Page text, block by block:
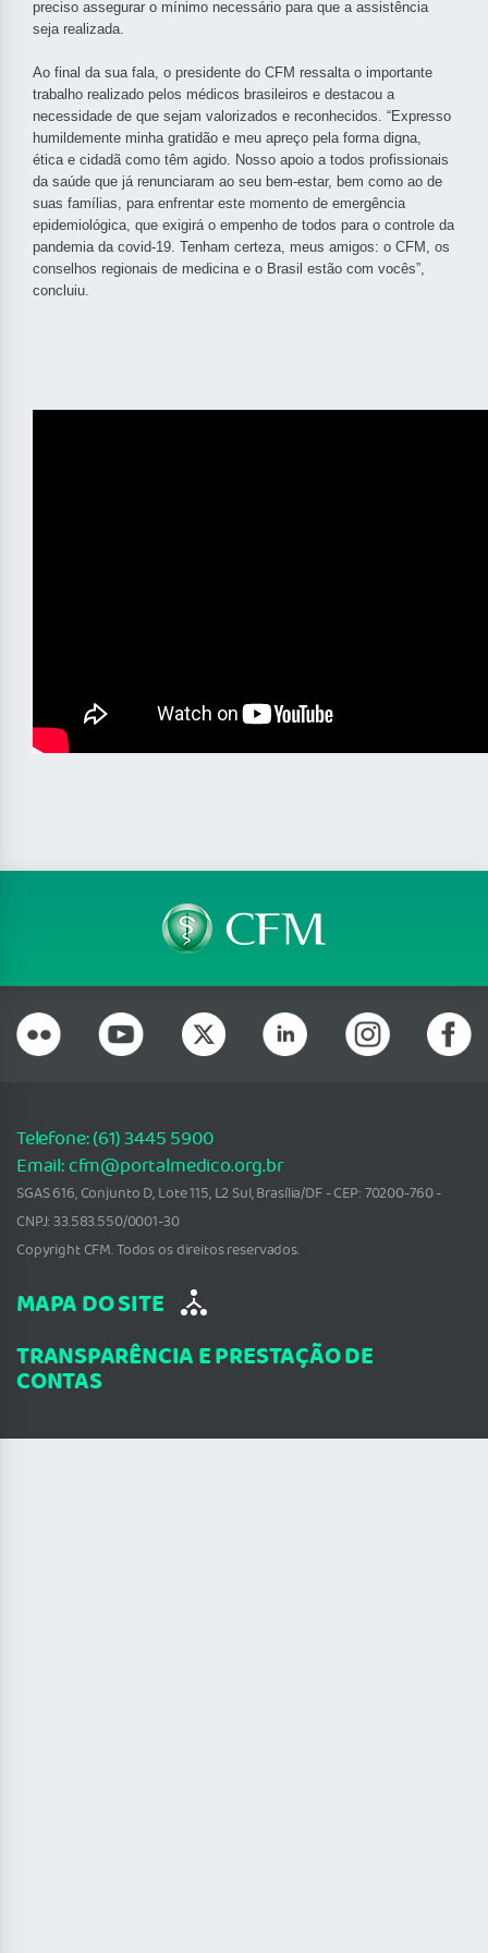
preciso assegurar o mínimo necessário para que a assistência
seja realizada.
Ao final da sua fala, o presidente do CFM ressalta o importante
trabalho realizado pelos médicos brasileiros e destacou a
necessidade de que sejam valorizados e reconhecidos. “Expresso
humildemente minha gratidão e meu apreço pela forma digna,
ética e cidadã como têm agido. Nosso apoio a todos profissionais
da saúde que já renunciaram ao seu bem-estar, bem como ao de
suas famílias, para enfrentar este momento de emergência
epidemiológica, que exigirá o empenho de todos para o controle da
pandemia da covid-19. Tenham certeza, meus amigos: o CFM, os
conselhos regionais de medicina e o Brasil estão com vocês”,
concluiu.
Telefone: (61) 3445 5900
Email: cfm@portalmedico.org.br
SGAS 616, Conjunto D, Lote 115, L2 Sul, Brasília/DF - CEP: 70200-760 -
CNPJ: 33.583.550/0001-30
Copyright CFM. Todos os direitos reservados.
MAPA DO SITE
TRANSPARÊNCIA E PRESTAÇÃO DE
CONTAS